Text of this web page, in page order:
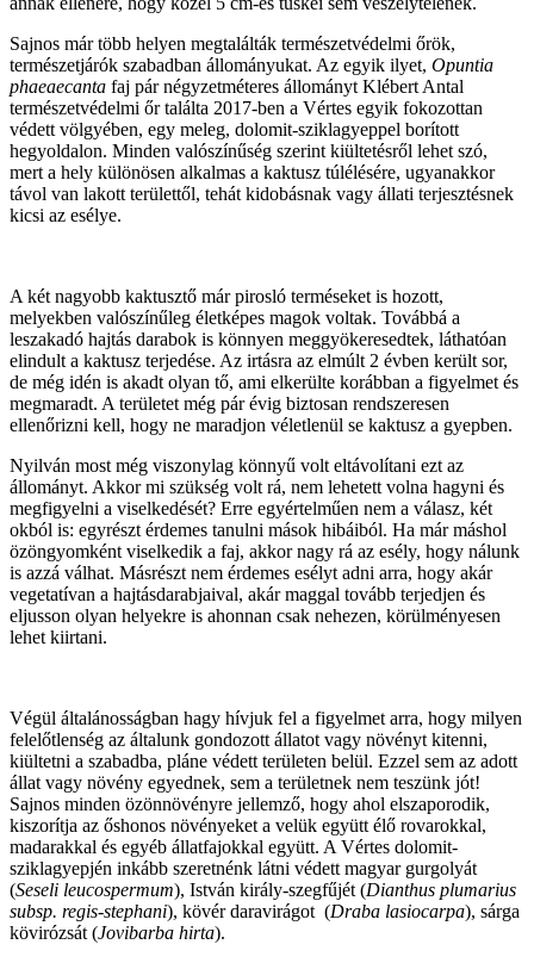
Sajnos már több helyen megtalálták természetvédelmi őrök,
természetjárók szabadban állományukat. Az egyik ilyet, Opuntia
phaeaecanta faj pár négyzetméteres állományt Klébert Antal
természetvédelmi őr találta 2017-ben a Vértes egyik fokozottan
védett völgyében, egy meleg, dolomit-sziklagyeppel borított
hegyoldalon. Minden valószínűség szerint kiültetésről lehet szó,
mert a hely különösen alkalmas a kaktusz túlélésére, ugyanakkor
távol van lakott területtől, tehát kidobásnak vagy állati terjesztésnek
kicsi az esélye.
A két nagyobb kaktusztő már pirosló terméseket is hozott,
melyekben valószínűleg életképes magok voltak. Továbbá a
leszakadó hajtás darabok is könnyen meggyökeresedtek, láthatóan
elindult a kaktusz terjedése. Az irtásra az elmúlt 2 évben került sor,
de még idén is akadt olyan tő, ami elkerülte korábban a figyelmet és
megmaradt. A területet még pár évig biztosan rendszeresen
ellenőrizni kell, hogy ne maradjon véletlenül se kaktusz a gyepben.
Nyilván most még viszonylag könnyű volt eltávolítani ezt az
állományt. Akkor mi szükség volt rá, nem lehetett volna hagyni és
megfigyelni a viselkedését? Erre egyértelműen nem a válasz, két
okból is: egyrészt érdemes tanulni mások hibáiból. Ha már máshol
özöngyomként viselkedik a faj, akkor nagy rá az esély, hogy nálunk
is azzá válhat. Másrészt nem érdemes esélyt adni arra, hogy akár
vegetatívan a hajtásdarabjaival, akár maggal tovább terjedjen és
eljusson olyan helyekre is ahonnan csak nehezen, körülményesen
lehet kiirtani.
Végül általánosságban hagy hívjuk fel a figyelmet arra, hogy milyen
felelőtlenség az általunk gondozott állatot vagy növényt kitenni,
kiültetni a szabadba, pláne védett területen belül. Ezzel sem az adott
állat vagy növény egyednek, sem a területnek nem teszünk jót!
Sajnos minden özönnövényre jellemző, hogy ahol elszaporodik,
kiszorítja az őshonos növényeket a velük együtt élő rovarokkal,
madarakkal és egyéb állatfajokkal együtt. A Vértes dolomit-
sziklagyepjén inkább szeretnénk látni védett magyar gurgolyát
(Seseli leucospermum), István király-szegfűjét (Dianthus plumarius
subsp. regis-stephani), kövér daravirágot (Draba lasiocarpa), sárga
kövirózsát (Jovibarba hirta).